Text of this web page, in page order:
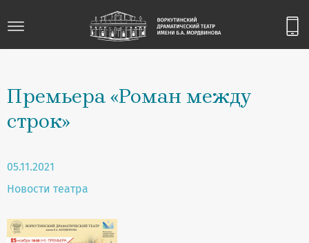
Премьера «Роман между
строк»
05.11.2021
Новости театра